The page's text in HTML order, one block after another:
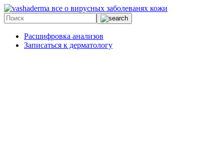
все о вирусных заболеванях кожи
Расшифровка анализов
Записаться к дерматологу